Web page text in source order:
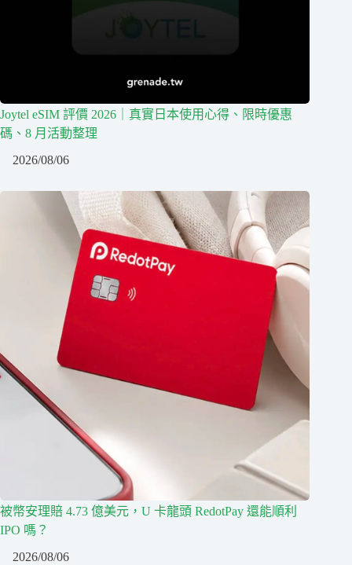
Joytel eSIM 評價 2026｜真實日本使用心得、限時優惠
碼、8 月活動整理
2026/08/06
被幣安理賠 4.73 億美元，U 卡龍頭 RedotPay 還能順利
IPO 嗎？
2026/08/06